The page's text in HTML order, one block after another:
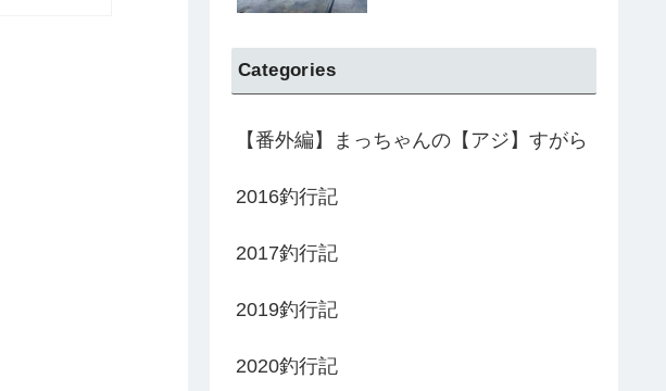
Categories
【番外編】まっちゃんの【アジ】すがら
2016釣行記
2017釣行記
2019釣行記
2020釣行記